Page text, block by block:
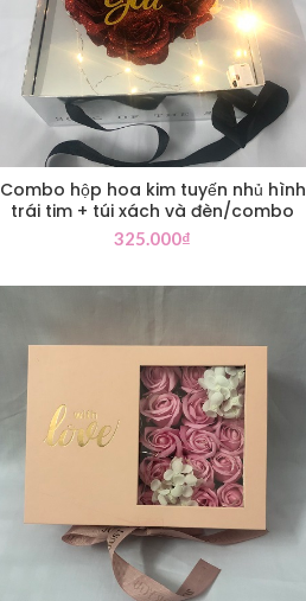
Combo hộp hoa kim tuyến nhủ hình
trái tim + túi xách và đèn/combo
325.000₫